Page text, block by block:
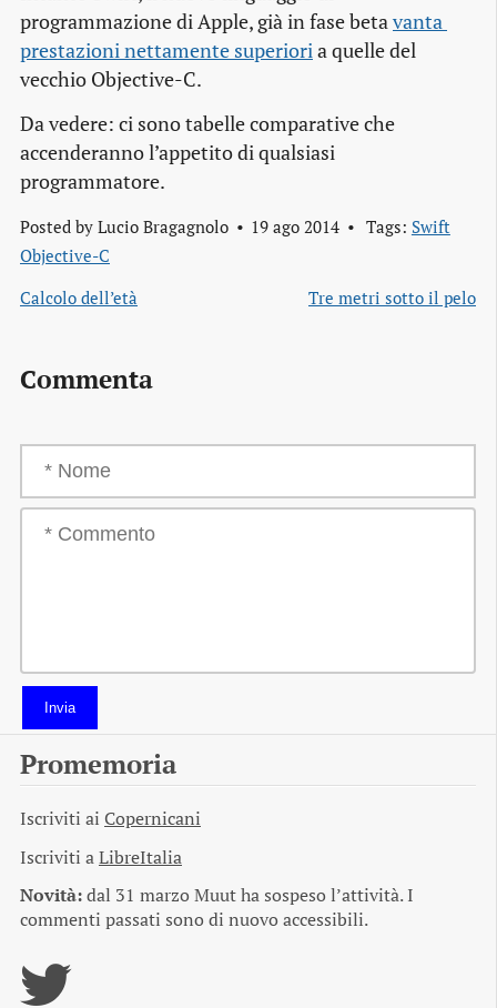
programmazione di Apple, già in fase betavanta
prestazioni nettamente superioria quelle del
vecchio Objective-C.
Da vedere: ci sono tabelle comparative che
accenderanno l’appetito di qualsiasi
programmatore.
Posted by Lucio Bragagnolo 19 ago 2014 Tags: Swift
Objective-C
Calcolo dell’età
Tre metri sotto il pelo
Commenta
Invia
Promemoria
Iscriviti ai Copernicani
Iscriviti aLibreItalia
Novità:dal 31 marzo Muut ha sospeso l’attività. I
commenti passati sono di nuovo accessibili.